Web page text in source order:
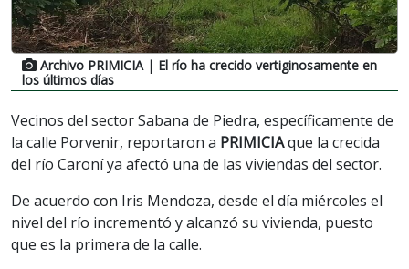
Archivo PRIMICIA | El río ha crecido vertiginosamente en
los últimos días
Vecinos del sector Sabana de Piedra, específicamente de
la calle Porvenir, reportaron a PRIMICIAque la crecida
del río Caroní ya afectó una de las viviendas del sector.
De acuerdo con Iris Mendoza, desde el día miércoles el
nivel del río incrementó y alcanzó su vivienda, puesto
que es la primera de la calle.